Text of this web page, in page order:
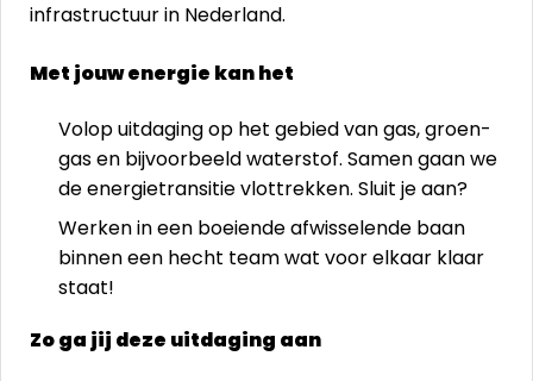
infrastructuur in Nederland.
Met jouw energie kan het
Volop uitdaging op het gebied van gas, groen-
gas en bijvoorbeeld waterstof. Samen gaan we
de energietransitie vlottrekken. Sluit je aan?
Werken in een boeiende afwisselende baan
binnen een hecht team wat voor elkaar klaar
staat!
Zo ga jij deze uitdaging aan